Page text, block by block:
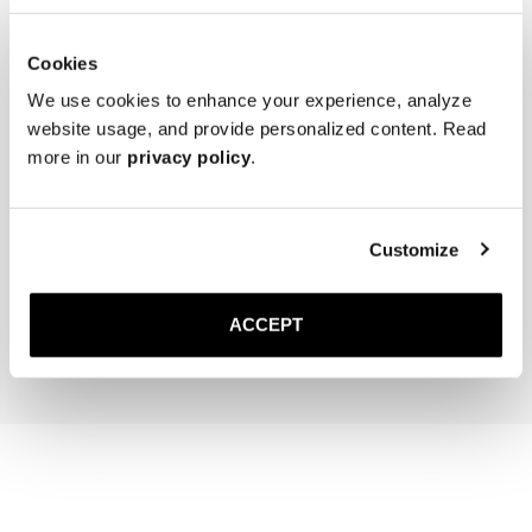
Cookies
We use cookies to enhance your experience, analyze
website usage, and provide personalized content. Read
more in our privacy policy.
Customize
ACCEPT
Tragegefühl.
Sonnenlicht auf.
Dunkelblau Gerippt –